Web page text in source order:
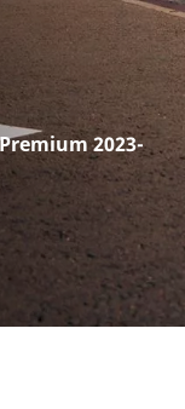
2023-